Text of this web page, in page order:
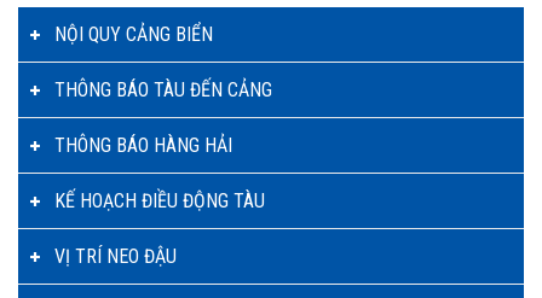
NỘI QUY CẢNG BIỂN
THÔNG BÁO TÀU ĐẾN CẢNG
THÔNG BÁO HÀNG HẢI
KẾ HOẠCH ĐIỀU ĐỘNG TÀU
VỊ TRÍ NEO ĐẬU